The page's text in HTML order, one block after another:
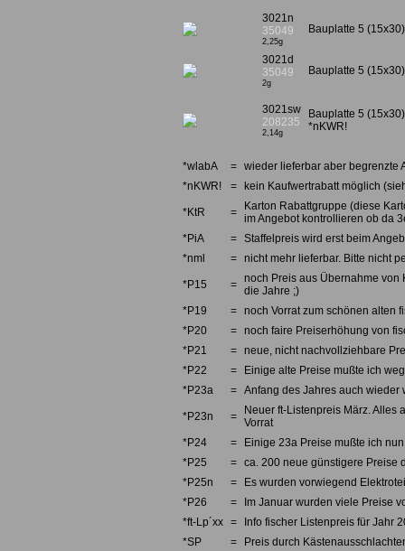
3021n
35049
2,25g
Bauplatte 5
3021d
35049
2g
Bauplatte 5
3021sw
208235
2,14g
Bauplatte 5
*nKWR!
*wlabA = wieder lieferbar aber begrenzte
*nKWR!
= kein Kaufwertrabatt möglich
*KtR =
Karton Rabattgruppe (diese
im Angebot kontrollieren ob da
*PiA
= Staffelpreis wird erst beim
*nml
= nicht mehr lieferbar. Bitte nicht
*P15 = noch Preis aus Übernahme von
die Jahre ;)
*P19
= noch Vorrat zum schönen alten
*P20
= noch faire Preiserhöhung von
*P21
= neue, nicht nachvollziehbare
*P22
=
Einige alte Preise mußte ich
*P23a
= Anfang des Jahres auch
*P23n =
Neuer ft-Listenpreis März. Alles
Vorrat
*P24
=
Einige 23a Preise mußte ich
*P25
= ca. 200 neue günstigere Preise
*P25n
=
Es wurden vorwiegend
*P26
=
Im Januar wurden viele Preise
*ft-Lp´xx =
Info fischer Listenpreis für Jahr
*SP
=
Preis durch